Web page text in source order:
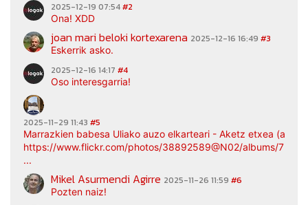
2025-12-19 07:54#2
Ona! XDD
joan mari beloki kortexarena 2025-12-16 16:49 #3
Eskerrik asko.
2025-12-16 14:17 #4
Oso interesgarria!
2025-11-29 11:43 #5
Marrazkien babesa Uliako auzo elkarteari - Aketz etxea
https://www.flickr.com/photos/38892589@N02/albums/
...
Mikel Asurmendi Agirre 2025-11-26 11:59 #6
Pozten naiz!